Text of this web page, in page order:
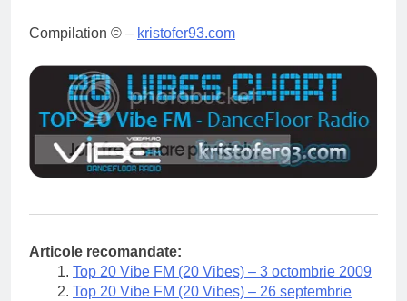
Compilation © – kristofer93.com
Articole recomandate:
Top 20 Vibe FM (20 Vibes) – 3 octombrie 2009
Top 20 Vibe FM (20 Vibes) – 26 septembrie